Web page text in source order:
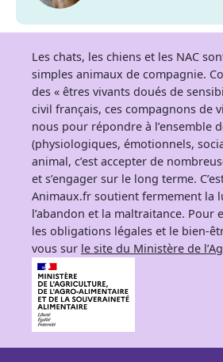
Les chats, les chiens et les NAC
simples animaux de compagnie.
des « êtres vivants doués de
civil français, ces compagnons de
nous pour répondre à l’ensemble
(physiologiques, émotionnels,
animal, c’est accepter de
et s’engager sur le long terme.
Animaux.fr soutient fermement la
l’abandon et la maltraitance. Pour
les obligations légales et le bien-
vous sur le site du Ministère de